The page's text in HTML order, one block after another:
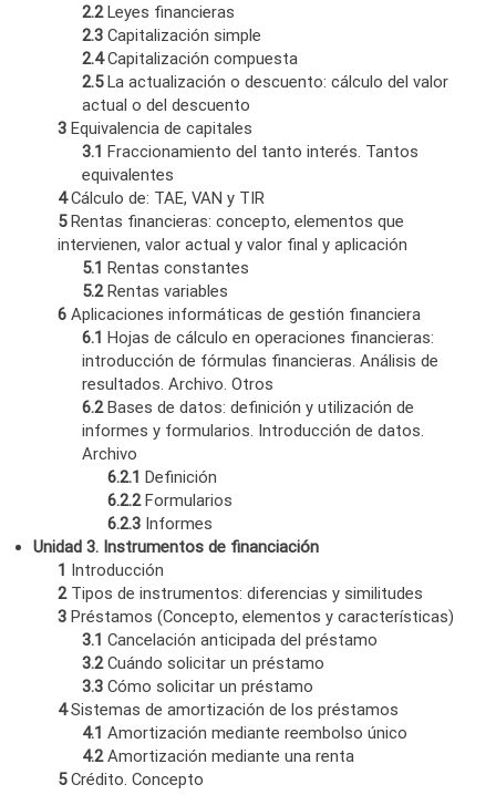
2.2Leyes financieras
2.3 Capitalización simple
2.4Capitalización compuesta
2.5La actualización o descuento: cálculo del valor
actual o del descuento
3 Equivalencia de capitales
3.1 Fraccionamiento del tanto interés. Tantos
equivalentes
4Cálculo de: TAE, VAN y TIR
5Rentas financieras: concepto, elementos que
intervienen, valor actual y valor final y aplicación
5.1 Rentas constantes
5.2Rentas variables
6 Aplicaciones informáticas de gestión financiera
6.1 Hojas de cálculo en operaciones financieras:
introducción de fórmulas financieras. Análisis de
resultados. Archivo. Otros
6.2Bases de datos: definición y utilización de
informes y formularios. Introducción de datos.
Archivo
6.2.1 Definición
6.2.2Formularios
6.2.3Informes
Unidad 3. Instrumentos de financiación
1 Introducción
2Tipos de instrumentos: diferencias y similitudes
3 Préstamos (Concepto, elementos y características)
3.1 Cancelación anticipada del préstamo
3.2Cuándo solicitar un préstamo
3.3 Cómo solicitar un préstamo
4Sistemas de amortización de los préstamos
4.1 Amortización mediante reembolso único
4.2Amortización mediante una renta
5Crédito. Concepto